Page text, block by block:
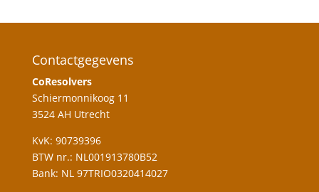
Contactgegevens
CoResolvers
Schiermonnikoog 11
3524 AH Utrecht
KvK: 90739396
BTW nr.: NL001913780B52
Bank: NL 97TRIO0320414027